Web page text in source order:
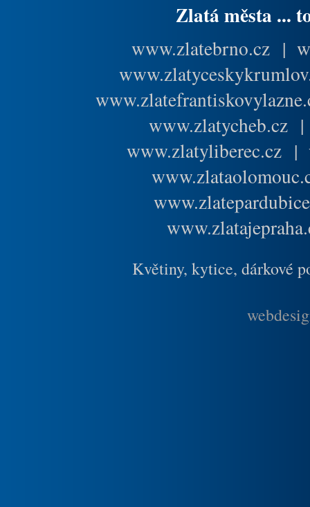
Zlatá města ...
www.zlatebrno.cz |
www.zlatycheb.cz
www.zlatyliberec.cz |
Květiny, kytice, dárkové